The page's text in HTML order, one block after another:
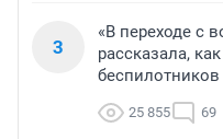
3
«В переходе с
рассказала,
25 855 69